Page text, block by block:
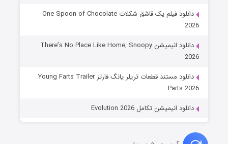
دانلود فیلم یک قاشق شکلات One Spoon of Chocolate
2026
دانلود انیمیشن There’s No Place Like Home, Snoopy
2026
دانلود مستند قطعات تریلر یانگ فارتز Young Farts Trailer
Parts 2026
دانلود انیمیشن تکامل Evolution 2026